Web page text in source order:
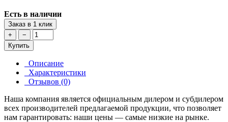
Есть в наличии
Заказ в 1 клик
+
−
Купить
Описание
Характеристики
Отзывов (0)
Наша компания является официальным дилером и субдилером
всех производителей предлагаемой продукции, что позволяет
нам гарантировать: наши цены — самые низкие на рынке.